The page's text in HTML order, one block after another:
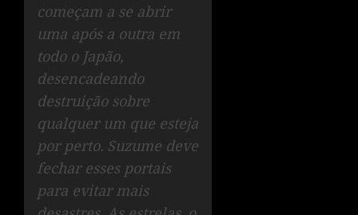
começam a se abrir
uma após a outra em
todo o Japão,
desencadeando
destruição sobre
qualquer um que esteja
por perto. Suzume deve
fechar esses portais
para evitar mais